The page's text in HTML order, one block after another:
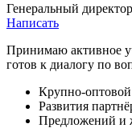
Генеральный директор
Написать
Принимаю активное
готов к диалогу по
Крупно-
Развития
Предложений и